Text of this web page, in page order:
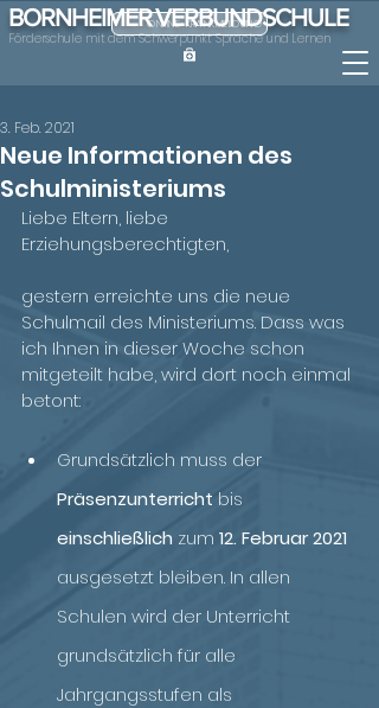
BORNHEIMER VERBUNDSCHULE
Förderschule mit dem Schwerpunkt Sprache und Lernen
ONLINE-KRANKMELDUNG
Neue Informationen des
Schulministeriums
3. Feb. 2021
Liebe Eltern, liebe
Erziehungsberechtigten,
gestern erreichte uns die neue
Schulmail des Ministeriums. Dass was
ich Ihnen in dieser Woche schon
mitgeteilt habe, wird dort noch einmal
betont:
Grundsätzlich muss der
Präsenzunterricht bis
einschließlich zum 12. Februar 2021
ausgesetzt bleiben. In allen
Schulen wird der Unterricht
grundsätzlich für alle
Jahrgangsstufen als